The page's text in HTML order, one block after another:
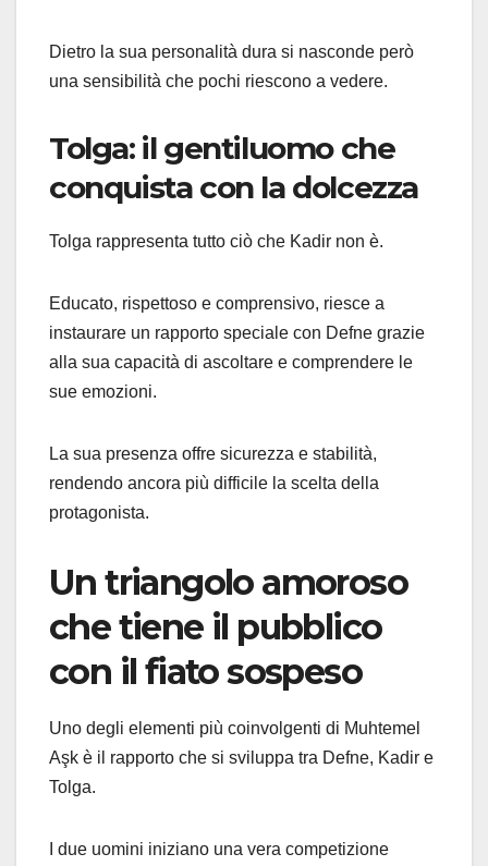
Dietro la sua personalità dura si nasconde però
una sensibilità che pochi riescono a vedere.
Tolga: il gentiluomo che
conquista con la dolcezza
Tolga rappresenta tutto ciò che Kadir non è.
Educato, rispettoso e comprensivo, riesce a
instaurare un rapporto speciale con Defne grazie
alla sua capacità di ascoltare e comprendere le
sue emozioni.
La sua presenza offre sicurezza e stabilità,
rendendo ancora più difficile la scelta della
protagonista.
Un triangolo amoroso
che tiene il pubblico
con il fiato sospeso
Uno degli elementi più coinvolgenti di Muhtemel
Aşk è il rapporto che si sviluppa tra Defne, Kadir e
Tolga.
I due uomini iniziano una vera competizione